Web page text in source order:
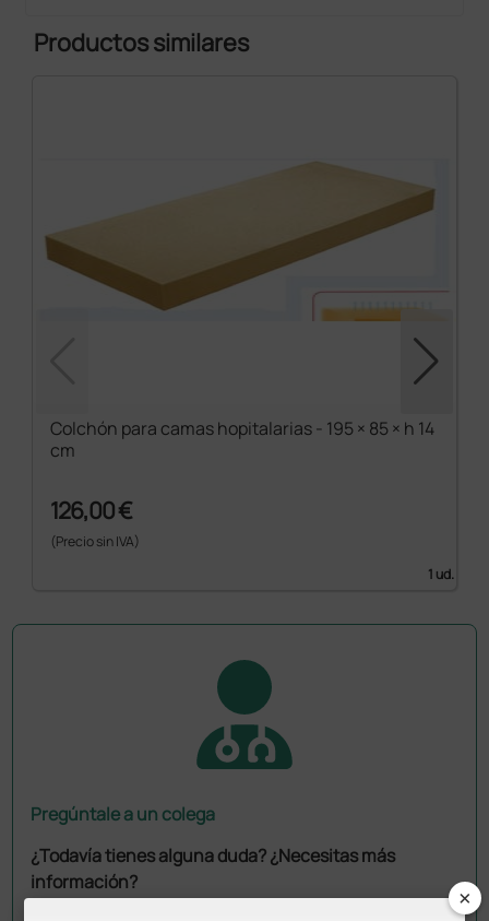
Productos similares
Colchón para camas hopitalarias - 195 × 85 × h 14
cm
126,00 €
(Precio sin IVA)
1 ud.
Pregúntale a un colega
¿Todavía tienes alguna duda? ¿Necesitas más
información?
×